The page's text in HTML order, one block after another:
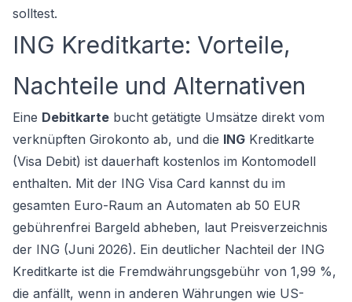
solltest.
ING Kreditkarte: Vorteile,
Nachteile und Alternativen
Eine Debitkarte bucht getätigte Umsätze direkt vom
verknüpften Girokonto ab, und die ING Kreditkarte
(Visa Debit) ist dauerhaft kostenlos im Kontomodell
enthalten. Mit der ING Visa Card kannst du im
gesamten Euro-Raum an Automaten ab 50 EUR
gebührenfrei Bargeld abheben, laut Preisverzeichnis
der ING (Juni 2026). Ein deutlicher Nachteil der ING
Kreditkarte ist die Fremdwährungsgebühr von 1,99 %,
die anfällt, wenn in anderen Währungen wie US-